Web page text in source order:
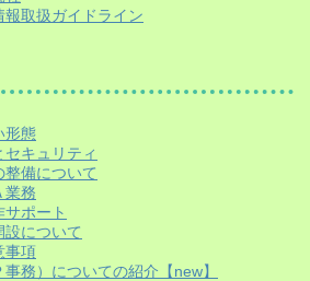
報取扱ガイドライン
形態
セキュリティ
整備について
業務
ポート
設について
事項
務）についての紹介【new】